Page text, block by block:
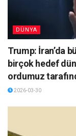
DÜNYA
Trump: İran’da
birçok hedef
ordumuz
2026-03-30